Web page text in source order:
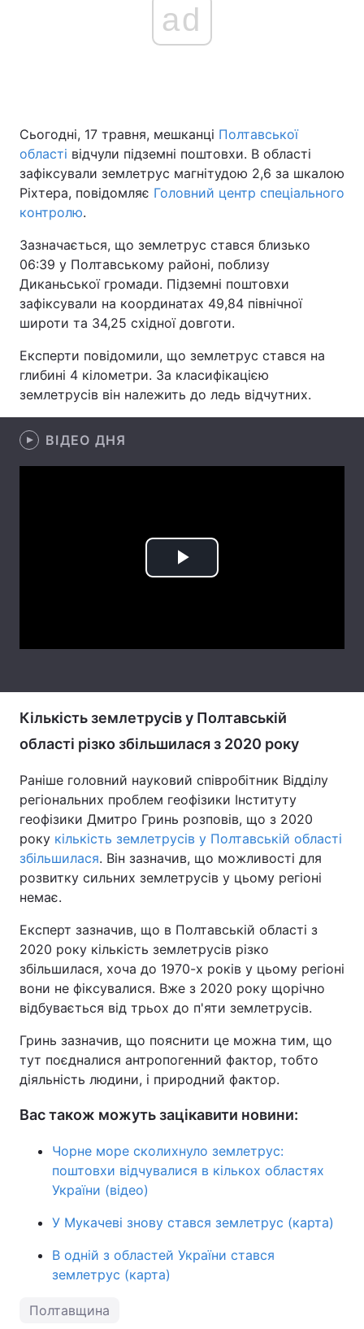
Головна Війна
Україна Політика
Спорт Наука
Техно і зв'язок Лайт
Здоров'я Туризм
Екологія
Тема оформлення
ad
Сьогодні, 17 травня, мешканці Полтавської
області відчули підземні поштовхи. В області
зафіксували землетрус магнітудою 2,6 за шкалою
Ріхтера, повідомляє Головний центр спеціального
контролю.
Зазначається, що землетрус стався близько
06:39 у Полтавському районі, поблизу
Диканьської громади. Підземні поштовхи
зафіксували на координатах 49,84 північної
широти та 34,25 східної довготи.
Експерти повідомили, що землетрус стався на
глибині 4 кілометри. За класифікацією
землетрусів він належить до ледь відчутних.
ВІДЕО ДНЯ
Play
Кількість землетрусів у Полтавській
області різко збільшилася з 2020 року
Раніше головний науковий співробітник Відділу
регіональних проблем геофізики Інституту
геофізики Дмитро Гринь розповів, що з 2020
року кількість землетрусів у Полтавській області
збільшилася. Він зазначив, що можливості для
розвитку сильних землетрусів у цьому регіоні
немає.
Експерт зазначив, що в Полтавській області з
2020 року кількість землетрусів різко
збільшилася, хоча до 1970-х років у цьому регіоні
вони не фіксувалися. Вже з 2020 року щорічно
відбувається від трьох до п'яти землетрусів.
Гринь зазначив, що пояснити це можна тим, що
тут поєдналися антропогенний фактор, тобто
діяльність людини, і природний фактор.
Вас також можуть зацікавити новини:
Чорне море сколихнуло землетрус:
поштовхи відчувалися в кількох областях
України (відео)
У Мукачеві знову стався землетрус (карта)
В одній з областей України стався
землетрус (карта)
Полтавщина